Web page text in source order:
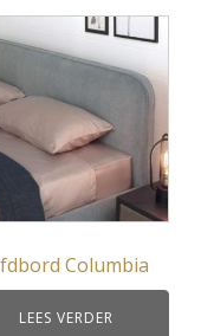
Columbia
LEES VERDER